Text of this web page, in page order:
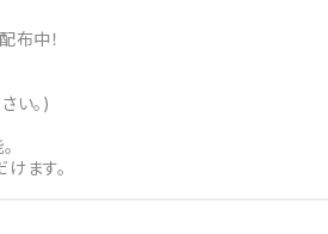
布中！
い。)
ます。